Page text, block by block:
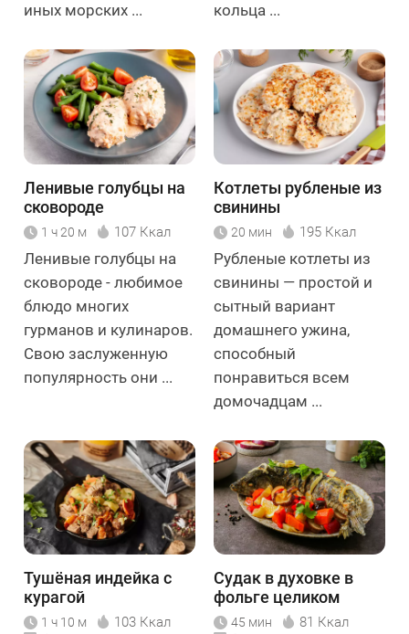
иных морских ...
кольца ...
Ленивые голубцы на
сковороде
1 ч 20 м 107 Ккал
Ленивые голубцы на
сковороде - любимое
блюдо многих
гурманов и кулинаров.
Свою заслуженную
популярность они ...
Котлеты рубленые из
свинины
20 мин 195 Ккал
Рубленые котлеты из
свинины — простой и
сытный вариант
домашнего ужина,
способный
понравиться всем
домочадцам ...
Тушёная индейка с
курагой
1 ч 10 м 103 Ккал
Судак в духовке в
фольге целиком
45 мин 81 Ккал